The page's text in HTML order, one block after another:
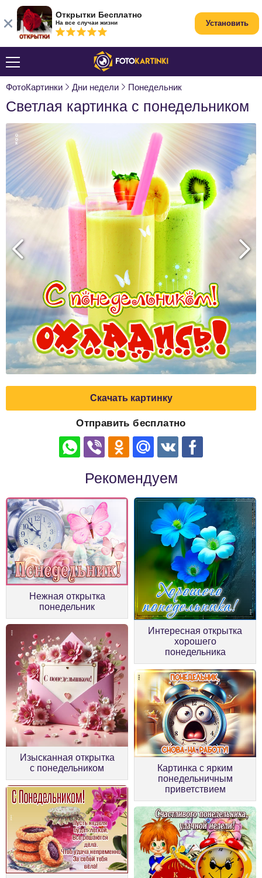
ФотоКартинки Дни недели Понедельник
Светлая картинка с понедельником
Скачать картинку
Отправить бесплатно
Рекомендуем
Нежная открытка
понедельник
Интересная открытка
хорошего
понедельника
Изысканная открытка
с понедельником
Картинка с ярким
понедельничным
приветствием
Открытки Бесплатно
На все случаи жизни Установить